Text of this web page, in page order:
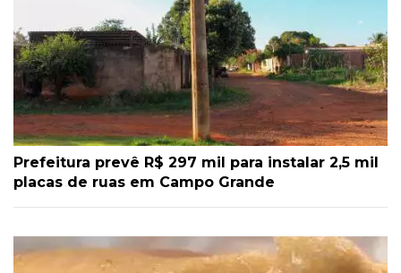
Prefeitura prevê R$ 297 mil para instalar 2,5 mil
placas de ruas em Campo Grande